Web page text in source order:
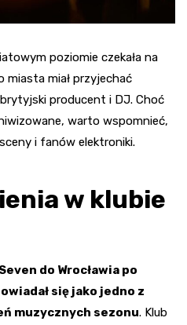
poziomie czekała na
miasta miał przyjechać
producent i DJ. Choć
warto wspomnieć,
i fanów elektroniki.
w klubie
do Wrocławia po
się jako jedno z
muzycznych sezonu. Klub